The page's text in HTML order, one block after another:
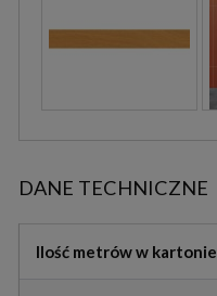
DANE TECHNICZNE
Ilość metrów w kartonie